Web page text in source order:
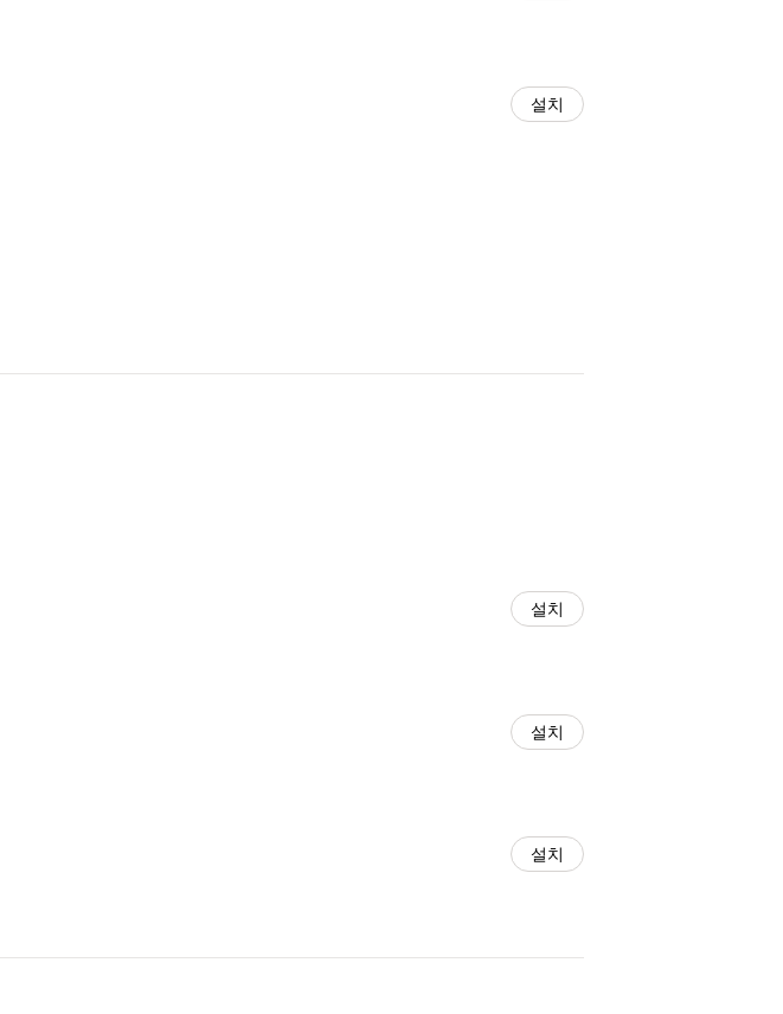
설치
설치
설치
설치